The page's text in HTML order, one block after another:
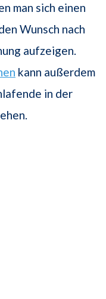
man sich einen
Wunsch nach
aufzeigen.
kann außerdem
in der